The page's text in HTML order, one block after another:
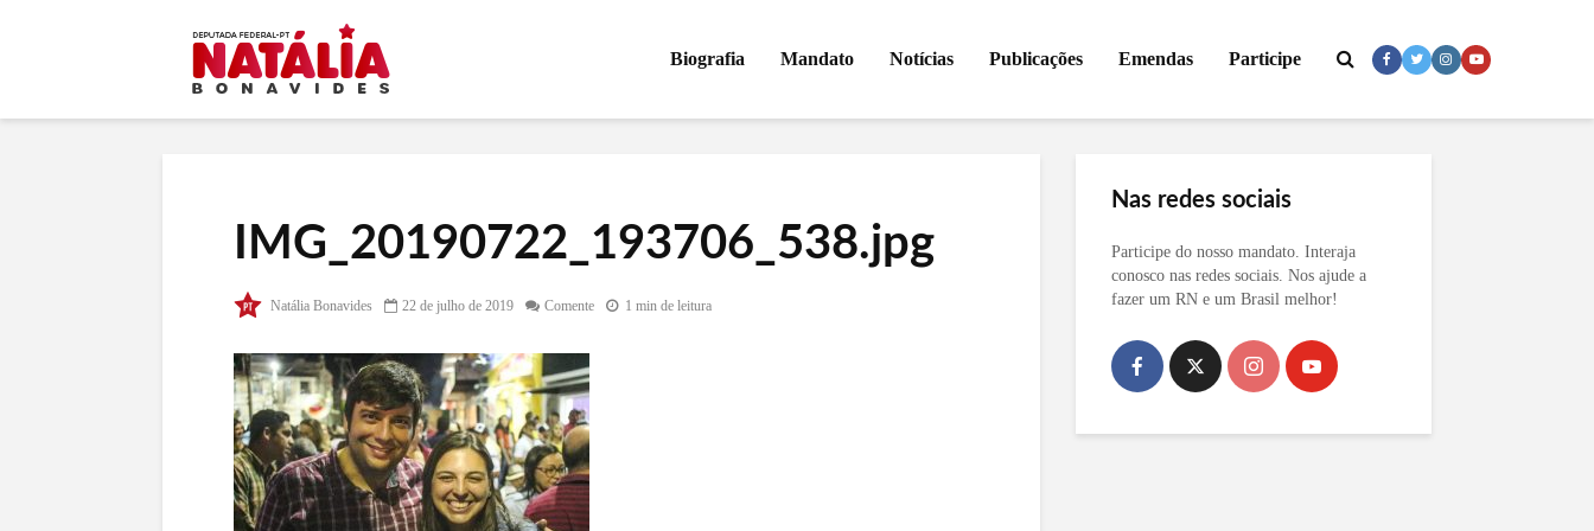
Biografia Mandato Notícias Publicações Emendas Participe
IMG_20190722_193706_538.jpg
Natália Bonavides 22 de julho de 2019 Comente 1 min de leitura
Nas redes sociais
Participe do nosso mandato. Interaja
conosco nas redes sociais. Nos ajude a
fazer um RN e um Brasil melhor!